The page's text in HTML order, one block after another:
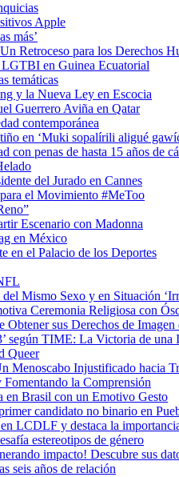
Apple
más’
Retroceso para los Derechos
en Guinea Ecuatorial
temáticas
y la Nueva Ley en Escocia
Guerrero Aviña en Qatar
contemporánea
en ‘Muki sopalírili aligué
con penas de hasta 15 años de
del Jurado en Cannes
el Movimiento #MeToo
Escenario con Madonna
en México
en el Palacio de los Deportes
Mismo Sexo y en Situación
Ceremonia Religiosa con
sus Derechos de
según TIME: La Victoria de una
Queer
Menoscabo Injustificado hacia
la Comprensión
en Brasil con un Emotivo Gesto
candidato no binario en
LCDLF y destaca la
estereotipos de género
impacto! Descubre sus
seis años de relación